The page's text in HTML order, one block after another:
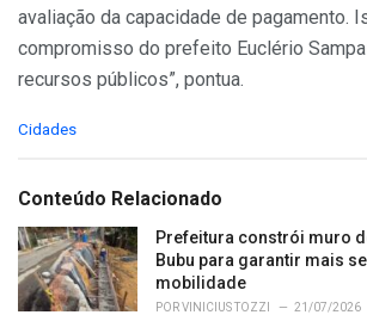
avaliação da capacidade de pagamento.
compromisso do prefeito Euclério
recursos públicos”, pontua.
C
e
o
r
i
e
Cidades
Conteúdo Relacionado
Prefeitura constrói muro
Bubu para garantir mais
mobilidade
PORVINICIUS TOZZI 21/07/2026